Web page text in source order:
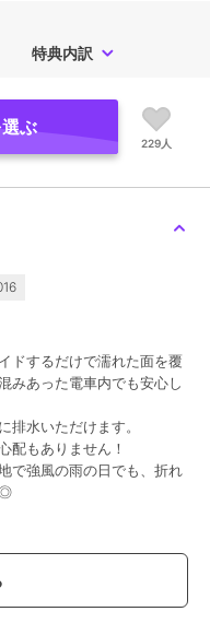
特典内訳
ぶ
229人
ドするだけで濡れた面を覆
みあった電車内でも安心し
排水いただけます。
配もありません！
で強風の雨の日でも、折れ
◎